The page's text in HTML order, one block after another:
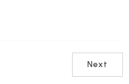
Next